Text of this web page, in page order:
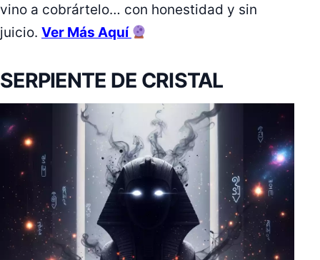
vino a cobrártelo… con honestidad y sin
juicio. Ver Más Aquí
SERPIENTE DE CRISTAL